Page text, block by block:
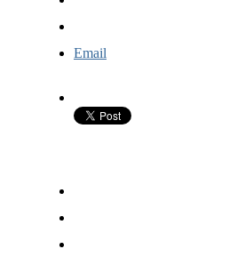
Email